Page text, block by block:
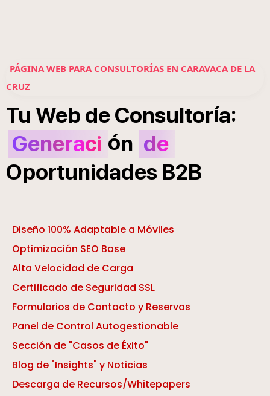
PÁGINA WEB PARA CONSULTORÍAS EN CARAVACA DE LA
CRUZ
Tu Web deConsultoría:
Generaci ón de
Oportunidades B2B
Diseño 100% Adaptable a Móviles
Optimización SEO Base
Alta Velocidad de Carga
Certificado de Seguridad SSL
Formularios de Contacto y Reservas
Panel de Control Autogestionable
Sección de "Casos de Éxito"
Blog de "Insights" y Noticias
Descarga de Recursos/Whitepapers